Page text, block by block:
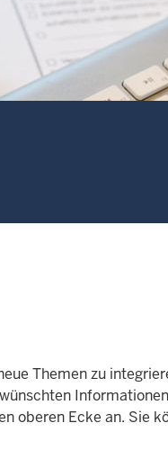
Themen zu
oberen Ecke an. Sie